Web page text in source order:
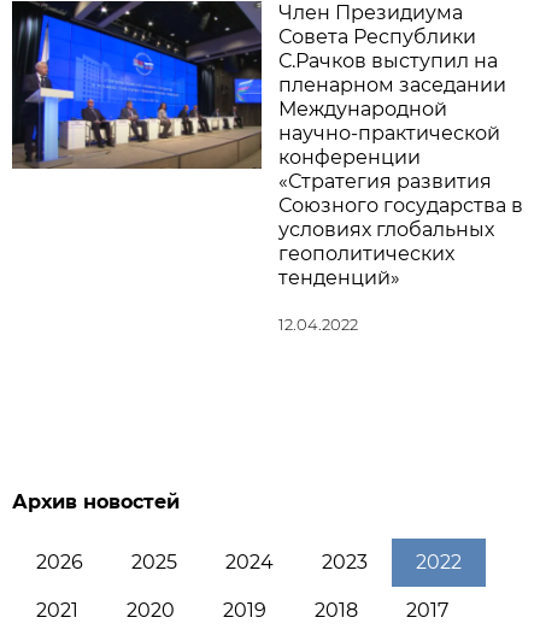
Член Президиума
Совета Республики
С.Рачков выступил на
пленарном заседании
Международной
научно-практической
конференции
«Стратегия развития
Союзного государства в
условиях глобальных
геополитических
тенденций»
12.04.2022
Архив новостей
2026 2025 2024 2023 2022
2021 2020 2019 2018 2017